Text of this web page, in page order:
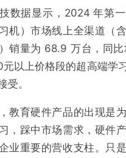
数据显示，2024 年第
机）市场线上全渠道（含
销量为 68.9 万台，同
以上价格段的超高端学
受。
教育硬件产品的出现是
，踩中市场需求，硬件
业重要的营收支柱。只